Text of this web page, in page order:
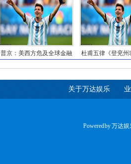
普京：美西方危及全球金融
安全 全球对西方
杜甫五律《登兖州
记
关于万达娱乐
Powered by万达娱